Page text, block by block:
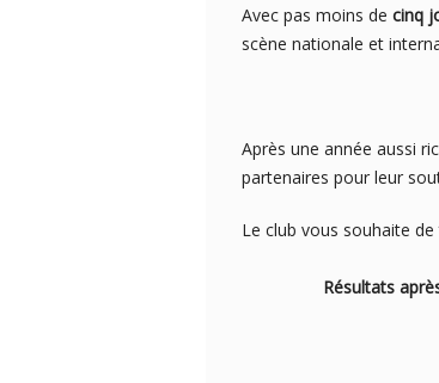
Avec pas moins de cinq
scène nationale et
Des fêtes de
Après une année aussi
partenaires pour leur
Le club vous souhaite de
Résultats